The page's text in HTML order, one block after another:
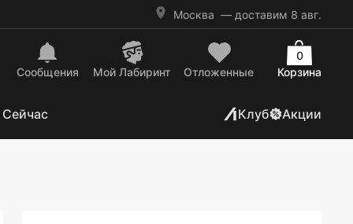
Москва — доставим 8 авг.
Сообщения Mой Лабиринт Отложенные Корзина
0
Клуб Акции